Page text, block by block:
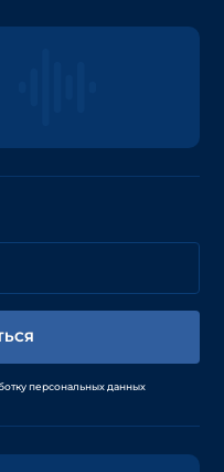
персональных данных